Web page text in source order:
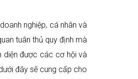
nghiệp, cá nhân và
tuân thủ quy định mà
diện được các cơ hội và
đây sẽ cung cấp cho